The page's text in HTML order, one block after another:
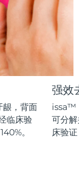
龈，背面
临床验
。
强效
issa™
可分
床验
Scalp
Gel
预计送达日期 8/10/26
计送达日期 8/12/26
预计送达日期
8/11/26
计送达日期 8/13/26
计送达日期 8/10/26